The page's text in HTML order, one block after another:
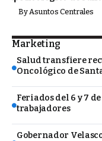
ByAsuntos Centrales
Marketing
Salud transfiere
Oncológico de
Feriados del 6 y 7
trabajadores
Gobernador